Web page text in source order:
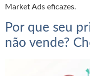
Market Ads eficazes.
Por que seu
não vende?